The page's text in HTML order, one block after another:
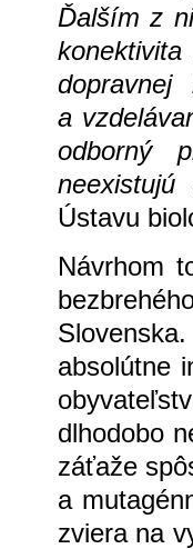
Ďalším z
a
odborný
neexistujú
Ústavu
Návrhom
absolútne
dlhodobo
záťaže
a
zviera na